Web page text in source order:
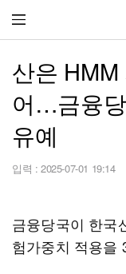
산은 HMM
어…금융
유예
입력 : 2025-07-01 19:14
금융당국이 한국
험가중치 적용을